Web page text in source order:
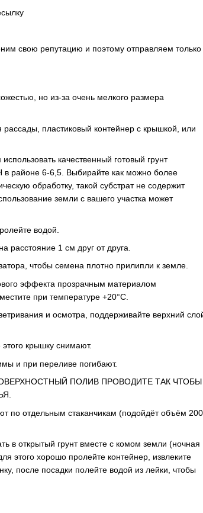
свою репутацию и поэтому отправляем только
но из-за очень мелкого размера
пластиковый контейнер с крышкой, или
качественный готовый грунт
районе 6-6,5. Выбирайте как можно более
обработку, такой субстрат не содержит
земли с вашего участка может
водой.
расстояние 1 см друг от друга.
чтобы семена плотно прилипли к земле.
эффекта прозрачным материалом
при температуре +20°C.
и осмотра, поддерживайте верхний
крышку снимают.
и при переливе погибают.
ПОЛИВ ПРОВОДИТЕ ТАК ЧТОБЫ
по отдельным стаканчикам (подойдёт объём 200
в открытый грунт вместе с комом земли (ночная
этого хорошо пролейте контейнер, извлеките
после посадки полейте водой из лейки, чтобы